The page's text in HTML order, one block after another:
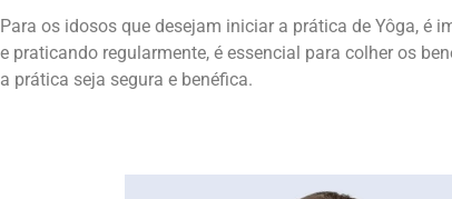
Para os idosos que desejam iniciar a prática de Yôga, é
e praticando regularmente, é essencial para colher os
a prática seja segura e benéfica.